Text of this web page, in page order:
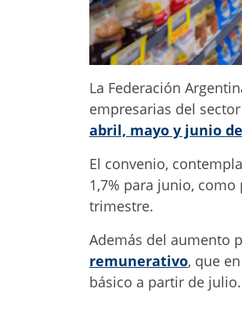
La Federación
empresarias del
abril, mayo y junio
El convenio,
1,7% para junio,
trimestre.
Además del aumento
remunerativo, que
básico a partir de julio.